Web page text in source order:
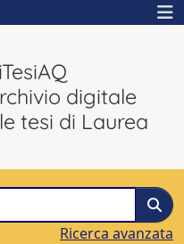
digitale
tesi di Laurea
Ricerca avanzata